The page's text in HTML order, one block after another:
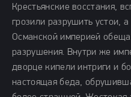
Крестьянские восстания,
грозили разрушить устои,
Османской империей
разрушения. Внутри же
дворце кипели интриги и
настоящая беда,